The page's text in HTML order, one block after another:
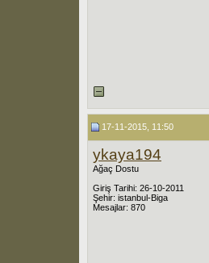
17-11-2015, 11:50
ykaya194
Ağaç Dostu
Giriş Tarihi: 26-10-2011
Şehir: istanbul-Biga
Mesajlar: 870